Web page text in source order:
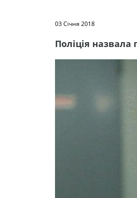
03 Січня 2018
Поліція